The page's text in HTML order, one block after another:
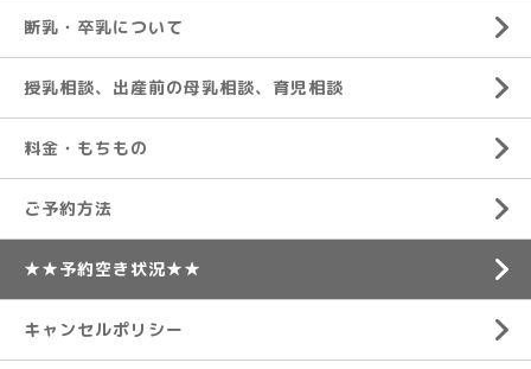
断乳・卒乳について
授乳相談、出産前の母乳相談、育児相談
料金・もちもの
ご予約方法
★★予約空き状況★★
キャンセルポリシー